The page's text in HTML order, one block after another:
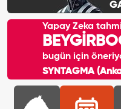
Yapay Zeka
bugün için
SYNTAGMA